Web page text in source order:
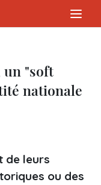
un "soft
nationale
de leurs
ou des